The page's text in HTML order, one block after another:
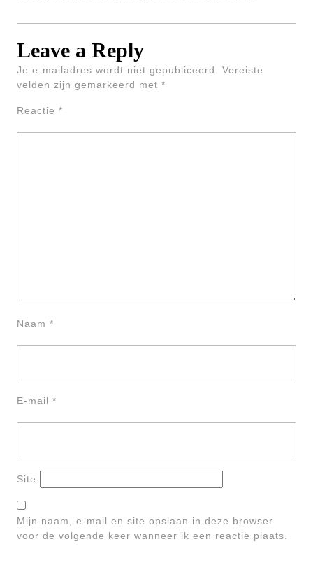
Leave a Reply
Je e-mailadres wordt niet gepubliceerd.
Vereiste
velden zijn gemarkeerd met *
Reactie *
Naam *
E-mail *
Site
Mijn naam, e-mail en site opslaan in deze browser
voor de volgende keer wanneer ik een reactie plaats.